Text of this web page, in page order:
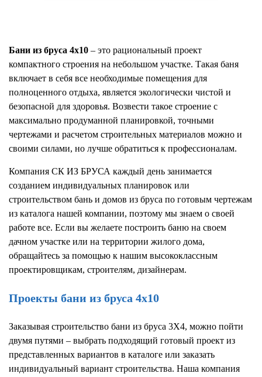
Бани из бруса 4х10 – это рациональный проект
компактного строения на небольшом участке. Такая баня
включает в себя все необходимые помещения для
полноценного отдыха, является экологически чистой и
безопасной для здоровья. Возвести такое строение с
максимально продуманной планировкой, точными
чертежами и расчетом строительных материалов можно и
своими силами, но лучше обратиться к профессионалам.
Компания СК ИЗ БРУСА каждый день занимается
созданием индивидуальных планировок или
строительством бань и домов из бруса по готовым чертежам
из каталога нашей компании, поэтому мы знаем о своей
работе все. Если вы желаете построить баню на своем
дачном участке или на территории жилого дома,
обращайтесь за помощью к нашим высококлассным
проектировщикам, строителям, дизайнерам.
Проекты бани из бруса 4х10
Заказывая строительство бани из бруса 3Х4, можно пойти
двумя путями – выбрать подходящий готовый проект из
представленных вариантов в каталоге или заказать
индивидуальный вариант строительства. Наша компания